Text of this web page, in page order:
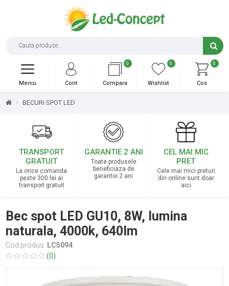
0
Cos
0
Wishlist
0
Compara
Cont
Meniu
BECURI SPOT LED
TRANSPORT
GRATUIT
La orice comanda
peste 300 lei ai
transport gratuit
GARANTIE 2 ANI
Toate produsele
beneficiaza de
garantie 2 ani
CEL MAI MIC
PRET
Cele mai mici preturi
din online sunt doar
aici
Bec spot LED GU10, 8W, lumina
naturala, 4000k, 640lm
Cod produs: LC5094
(0)